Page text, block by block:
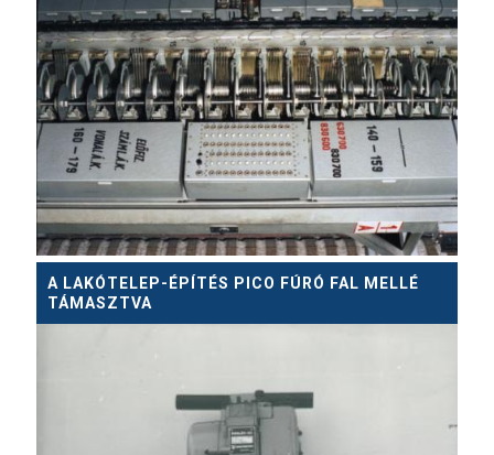
A LAKÓTELEP-ÉPÍTÉS PICO FÚRÓ FAL MELLÉ
TÁMASZTVA